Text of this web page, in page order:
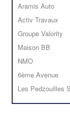
Aramis Auto
Activ Travaux
Groupe Valority
Maison BB
NMO
6ème Avenue
Les Pedzouilles